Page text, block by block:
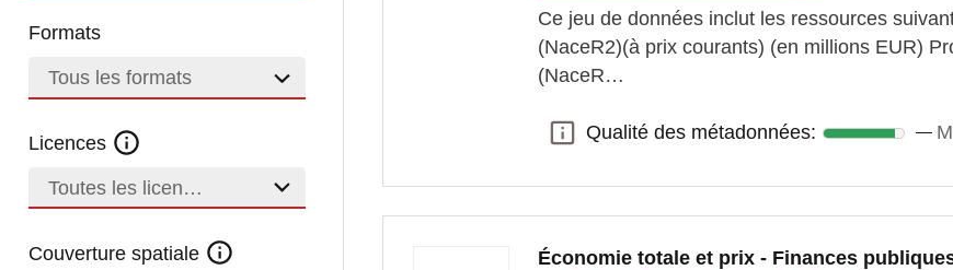
Formats
Tous les formats
Licences
Toutes les licences
Couverture spatiale
Ce jeu de données inclut les ressources
(NaceR2)(à prix courants) (en millions EUR)
(NaceR…
Qualité des métadonnées:
Qualité des métadonnées:
Économie totale et prix - Finances